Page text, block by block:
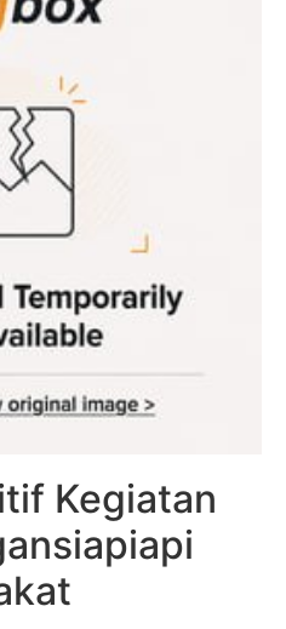
Kegiatan